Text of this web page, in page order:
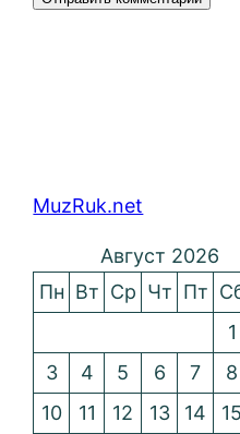
MuzRuk.net
Август 2026
Пн Вт Ср Чт Пт
1
3
4 5 6 7 8
10
11 12 13 14 15